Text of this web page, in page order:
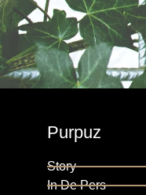
Purpuz
Story
In De Pers